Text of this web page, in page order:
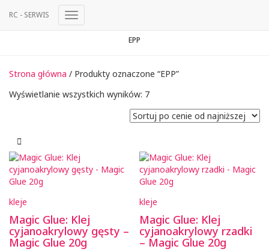
RC - SERWIS
Przełącz
EPP
Strona główna / Produkty oznaczone “EPP”
Wyświetlanie wszystkich wyników: 7Posortowane
ceny:
do
wysokiej
kleje
Magic Glue: Klej
cyjanoakrylowy gęsty –
Magic Glue 20g
kleje
Magic Glue: Klej
cyjanoakrylowy rzadki
– Magic Glue 20g